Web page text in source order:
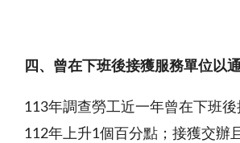
四、曾在下班後接獲服務單位以
113年調查勞工近一年曾在下班
112年上升1個百分點；接獲交辦